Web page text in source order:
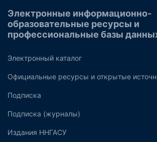
Электронные информационно-
образовательные ресурсы и
профессиональные базы
Электронный каталог
Официальные ресурсы и открытые
Подписка
Подписка (журналы)
Издания ННГАСУ